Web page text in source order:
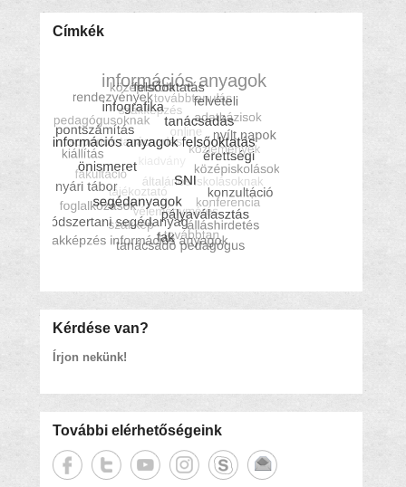
Címkék
Kérdése van?
Írjon nekünk!
További elérhetőségeink